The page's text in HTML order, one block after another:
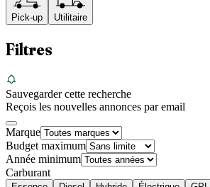
Pick-up Utilitaire
Filtres
Sauvegarder cette recherche
Reçois les nouvelles annonces par email
Marque
Budget maximum
Année minimum
Carburant